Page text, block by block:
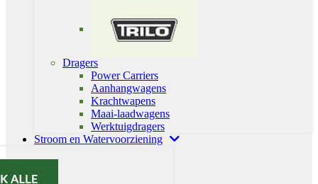
Dragers
Power Carriers
Aanhangwagens
Krachtwapens
Maai-laadwagens
Werktuigdragers
Stroom en Watervoorziening